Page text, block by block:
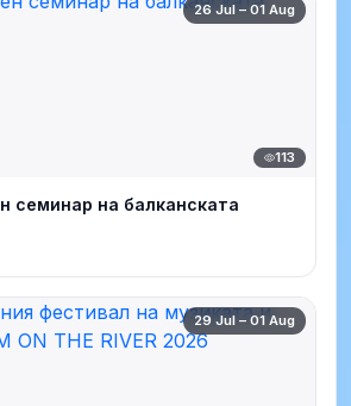
26 Jul – 01 Aug
113
семинар на балканската
29 Jul – 01 Aug